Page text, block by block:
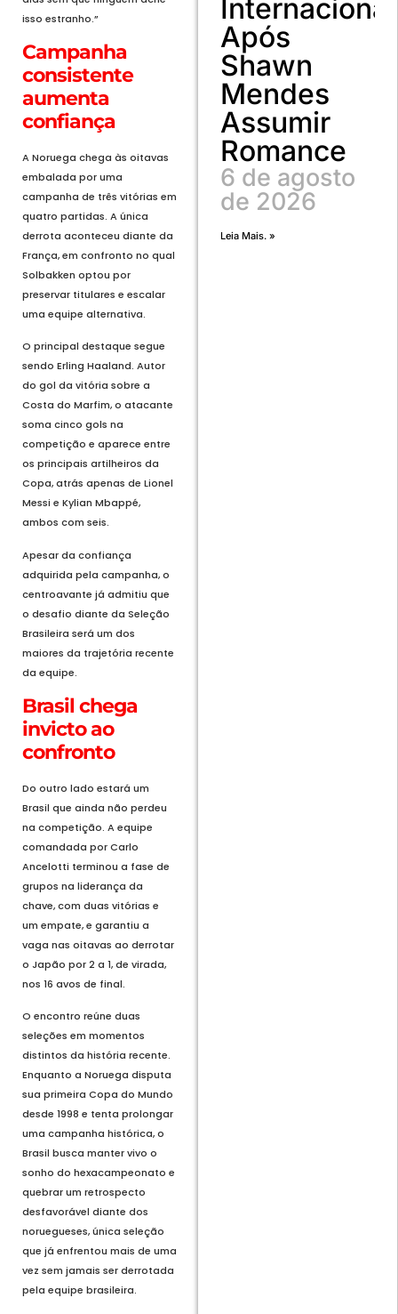
isso estranho.”
Campanha
consistente
aumenta
confiança
A Noruega chega às oitavas
embalada por uma
campanha de três vitórias em
quatro partidas. A única
derrota aconteceu diante da
França, em confronto no qual
Solbakken optou por
preservar titulares e escalar
uma equipe alternativa.
O principal destaque segue
sendo Erling Haaland. Autor
do gol da vitória sobre a
Costa do Marfim, o atacante
soma cinco gols na
competição e aparece entre
os principais artilheiros da
Copa, atrás apenas de Lionel
Messi e Kylian Mbappé,
ambos com seis.
Apesar da confiança
adquirida pela campanha, o
centroavante já admitiu que
o desafio diante da Seleção
Brasileira será um dos
maiores da trajetória recente
da equipe.
Brasil chega
invicto ao
confronto
Do outro lado estará um
Brasil que ainda não perdeu
na competição. A equipe
comandada por Carlo
Ancelotti terminou a fase de
grupos na liderança da
chave, com duas vitórias e
um empate, e garantiu a
vaga nas oitavas ao derrotar
o Japão por 2 a 1, de virada,
nos 16 avos de final.
O encontro reúne duas
seleções em momentos
distintos da história recente.
Enquanto a Noruega disputa
sua primeira Copa do Mundo
desde 1998 e tenta prolongar
uma campanha histórica, o
Brasil busca manter vivo o
sonho do hexacampeonato e
quebrar um retrospecto
desfavorável diante dos
noruegueses, única seleção
que já enfrentou mais de uma
vez sem jamais ser derrotada
pela equipe brasileira.
Internacional
Após
Shawn
Mendes
Assumir
Romance
6 de agosto
de 2026
Leia Mais. »